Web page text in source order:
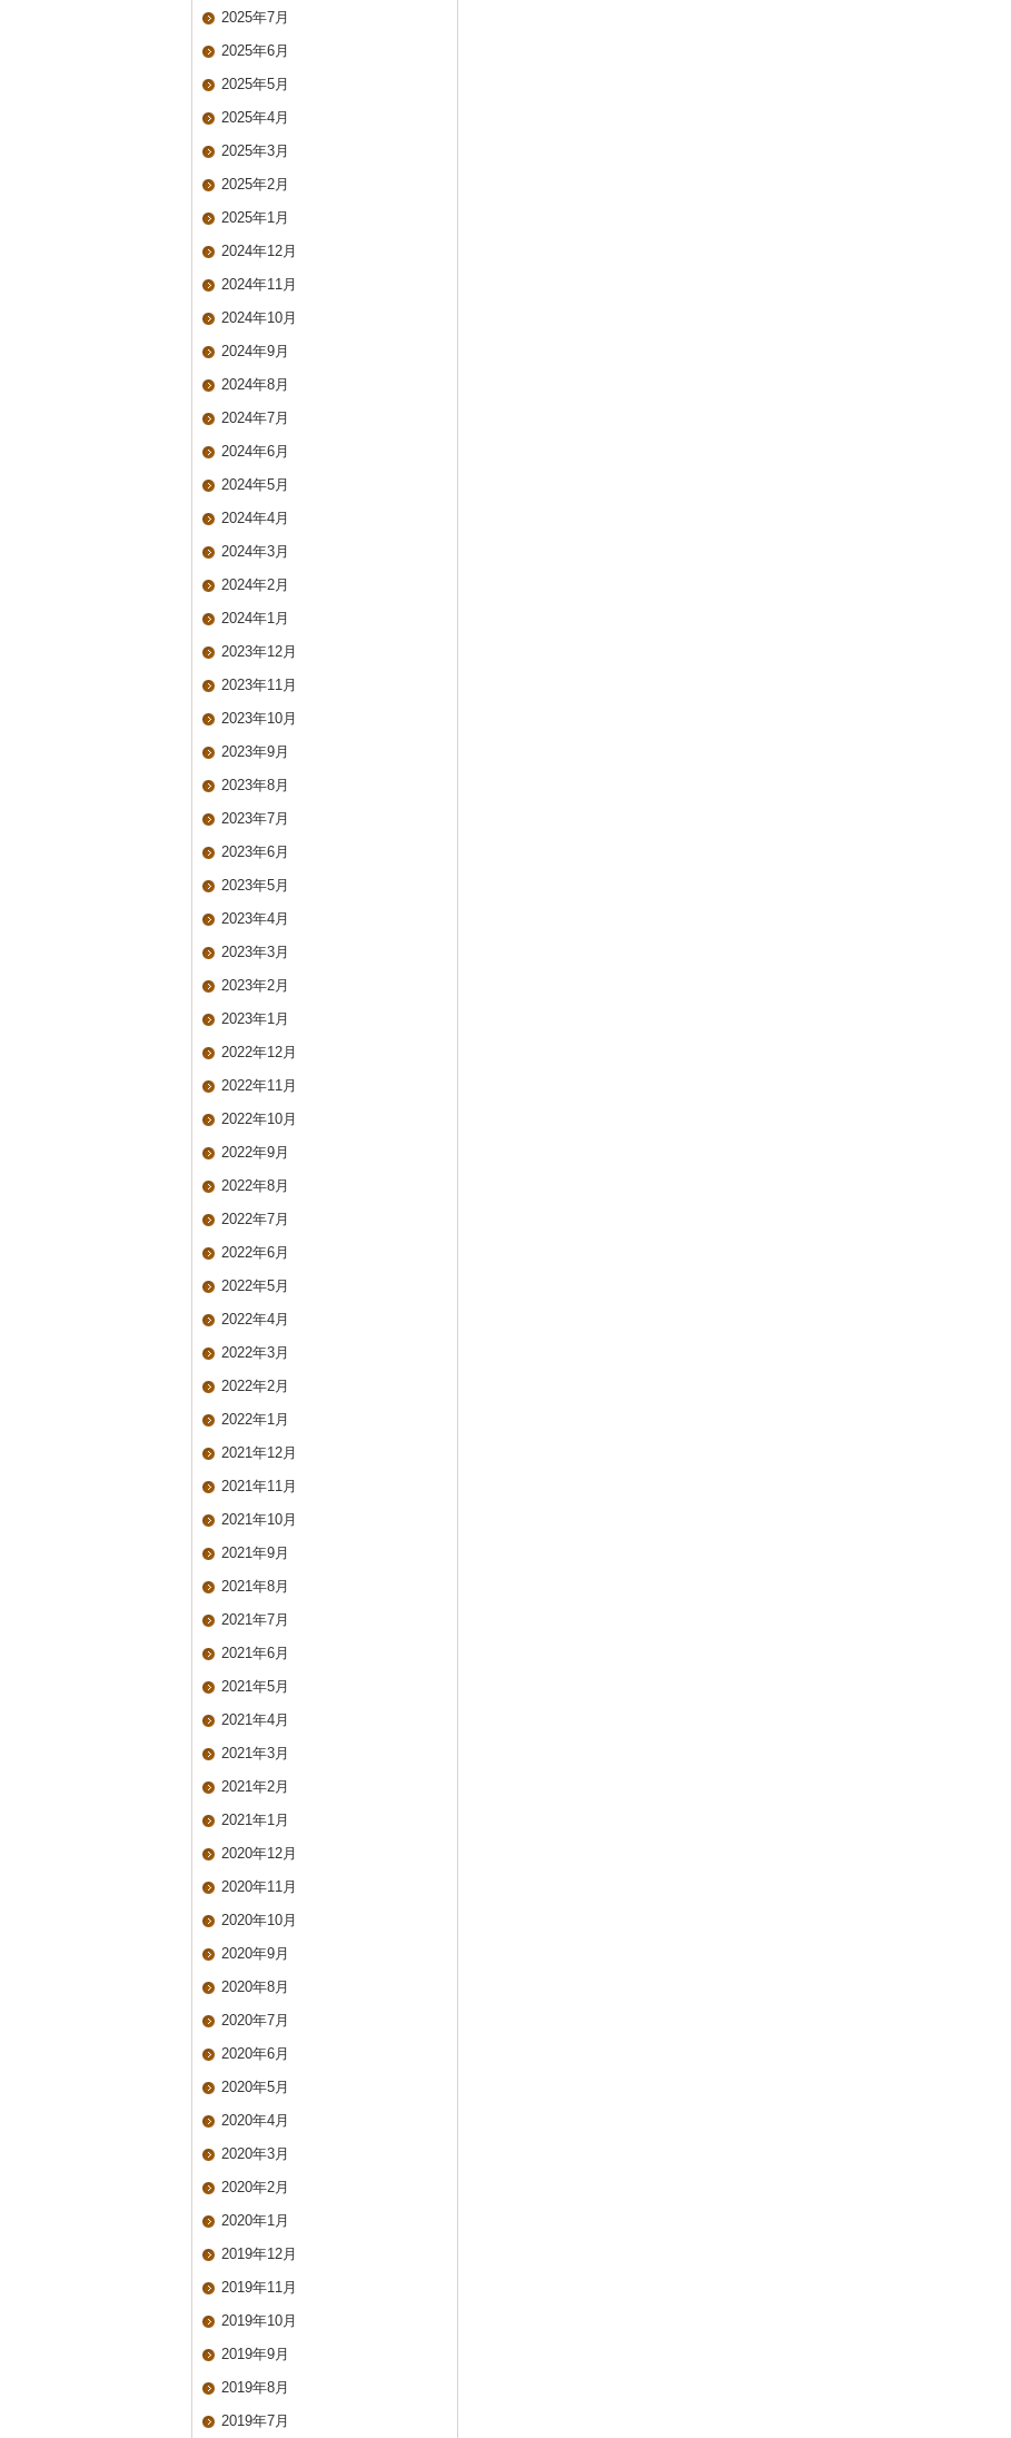
2025年7月
2025年6月
2025年5月
2025年4月
2025年3月
2025年2月
2025年1月
2024年12月
2024年11月
2024年10月
2024年9月
2024年8月
2024年7月
2024年6月
2024年5月
2024年4月
2024年3月
2024年2月
2024年1月
2023年12月
2023年11月
2023年10月
2023年9月
2023年8月
2023年7月
2023年6月
2023年5月
2023年4月
2023年3月
2023年2月
2023年1月
2022年12月
2022年11月
2022年10月
2022年9月
2022年8月
2022年7月
2022年6月
2022年5月
2022年4月
2022年3月
2022年2月
2022年1月
2021年12月
2021年11月
2021年10月
2021年9月
2021年8月
2021年7月
2021年6月
2021年5月
2021年4月
2021年3月
2021年2月
2021年1月
2020年12月
2020年11月
2020年10月
2020年9月
2020年8月
2020年7月
2020年6月
2020年5月
2020年4月
2020年3月
2020年2月
2020年1月
2019年12月
2019年11月
2019年10月
2019年9月
2019年8月
2019年7月